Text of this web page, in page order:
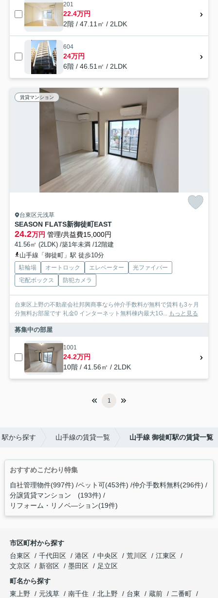
201
22.4万円
2階 / 47.11㎡ / 2LDK
604
24万円
6階 / 46.51㎡ / 2LDK
賃貸マンション
台東区元浅草
SEASON FLATS新御徒町EAST
24.2万円 管理/共益費15,000円
41.56㎡ (2LDK) /築1年未満 /12階建
山手線「御徒町」駅 徒歩10分
駐輪場 オートロック エレベーター
光ファイバー
宅配ボックス
防犯カメラ
台東区上野の不動産会社邦興商事なら仲介手数料が無料で賃料も3ヶ月
分無料お部屋です 礼金0 インターネット無料棟内最大1G...
もっと見る
募集中の部屋
1001
24.2万円
10階 / 41.56㎡ / 2LDK
1
駅から探す 山手線の賃貸一覧 山手線 御徒町駅の賃貸一覧
おすすめこだわり特集
自社管理物件(997件) ペット可(453件) 仲介手数料無料(296件)
分譲賃貸マンション (193件)
リフォーム・リノベ―ション(19件)
市区町村から探す
台東区
千代田区 港区 中央区 荒川区
江東区
文京区
新宿区 墨田区
足立区
町名から探す
東上野
元浅草 南千住 北上野 台東 蔵前
二番町